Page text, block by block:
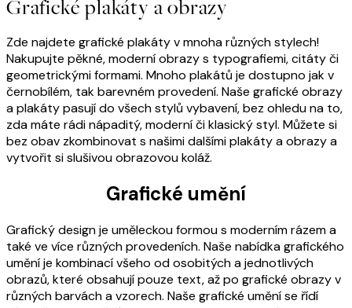
Grafické plakáty a obrazy
Zde najdete grafické plakáty v mnoha různých stylech!
Nakupujte pěkné, moderní obrazy s typografiemi, citáty či
geometrickými formami. Mnoho plakátů je dostupno jak v
černobílém, tak barevném provedení. Naše grafické obrazy
a plakáty pasují do všech stylů vybavení, bez ohledu na to,
zda máte rádi nápaditý, moderní či klasický styl. Můžete si
bez obav zkombinovat s našimi dalšími plakáty a obrazy a
vytvořit si slušivou obrazovou koláž.
Grafické umění
Grafický design je uměleckou formou s moderním rázem a
také ve více různých provedeních. Naše nabídka grafického
umění je kombinací všeho od osobitých a jednotlivých
obrazů, které obsahují pouze text, až po grafické obrazy v
různých barvách a vzorech. Naše grafické umění se řídí